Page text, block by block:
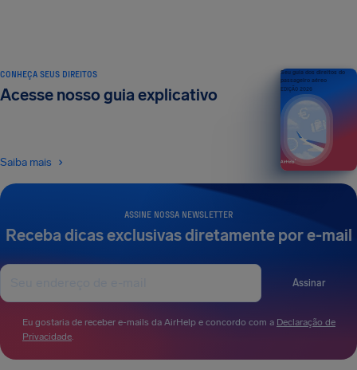
ASSINE NOSSA NEWSLETTER
Receba dicas exclusivas diretamente por e-mail
Assinar
Eu gostaria de receber e-mails da AirHelp e concordo com a Declaração de
Privacidade.
CONHEÇA SEUS DIREITOS
Acesse nosso guia explicativo
Saiba mais
Seu guia dos direitos do
passageiro aéreo
EDIÇÃO 2026